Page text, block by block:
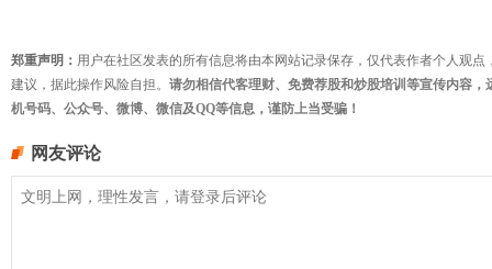
郑重声明： 用户在社区发表的所有信息将由本网站记录保存，仅代表作者个人观
建议，据此操作风险自担。 请勿相信代客理财、免费荐股和炒股培训等宣传内容
机号码、公众号、微博、微信及QQ等信息，谨防上当受骗！
网友评论